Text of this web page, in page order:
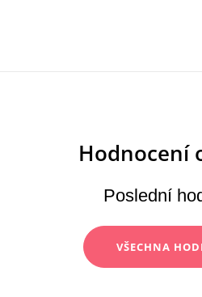
Poslední
VŠECHNA